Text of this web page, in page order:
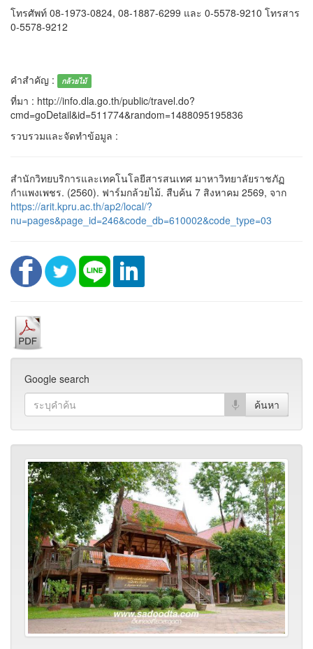
โทรศัพท์ 08-1973-0824, 08-1887-6299 และ 0-5578-9210 โทรสาร
0-5578-9212
คำสำคัญ : กล้วยไม้
ที่มา : http://info.dla.go.th/public/travel.do?
cmd=goDetail&id=511774&random=1488095195836
รวบรวมและจัดทำข้อมูล :
สำนักวิทยบริการและเทคโนโลยีสารสนเทศ มาหาวิทยาลัยราชภัฏ
กำแพงเพชร. (2560). ฟาร์มกล้วยไม้. สืบค้น 7 สิงหาคม 2569, จาก
https://arit.kpru.ac.th/ap2/local/?
nu=pages&page_id=246&code_db=610002&code_type=03
Google search